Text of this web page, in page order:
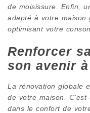
de moisissure. Enfin,
adapté à votre maison
optimisant votre
Renforcer
son avenir
La rénovation globale
de votre maison.
dans le confort de